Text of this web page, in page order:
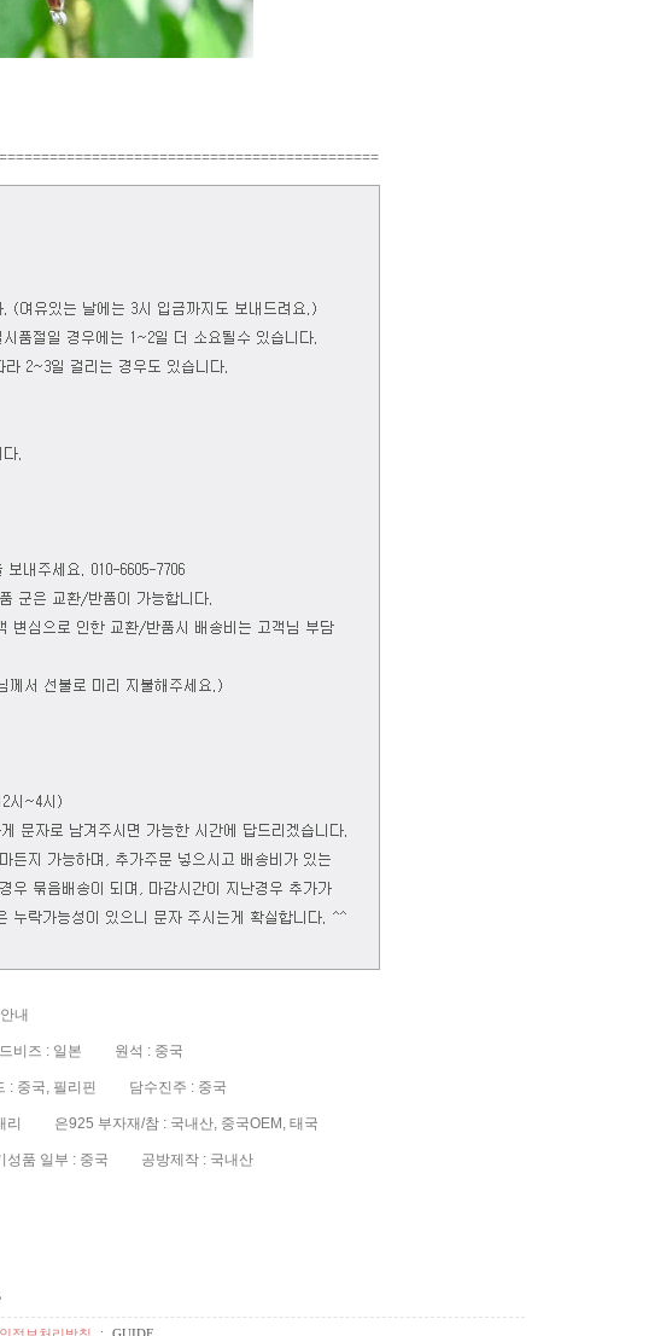
내
비즈 : 일본 원석 : 중국
: 중국, 필리핀 담수진주 : 중국
은925 부자재/참 : 국내산, 중국OEM, 태국
성품 일부 : 중국 공방제작 : 국내산
: